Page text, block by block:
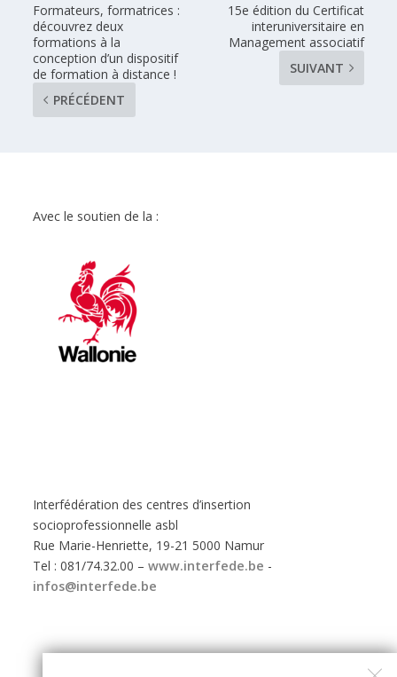
Formateurs, formatrices :
découvrez deux
formations à la
conception d’un dispositif
de formation à distance !
PRÉCÉDENT
15e édition du Certificat
interuniversitaire en
Management associatif
SUIVANT
Avec le soutien de la :
Interfédération des centres d’insertion
socioprofessionnelle asbl
Rue Marie-Henriette, 19-21 5000 Namur
Tel : 081/74.32.00 –www.interfede.be -
infos@interfede.be